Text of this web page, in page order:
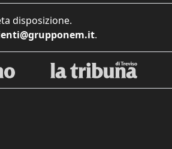
disposizione.
.